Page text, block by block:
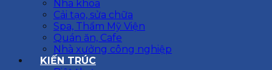
Nha khoa
Cải tạo, sửa chữa
Spa, Thẩm Mỹ Viện
Quán ăn, Cafe
Nhà xưởng công nghiệp
KIẾN TRÚC